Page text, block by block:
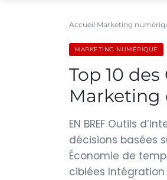
Accueil Marketing
MARKETING NUMÉRIQUE
Top 10
Marketing
EN BREF Outils
décisions basées
Économie de
ciblées Intégration